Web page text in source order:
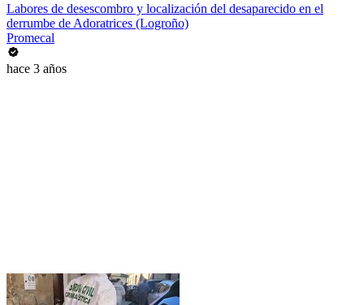
Labores de desescombro y localización del desaparecido en el
derrumbe de Adoratrices (Logroño)
Promecal
hace 3 años